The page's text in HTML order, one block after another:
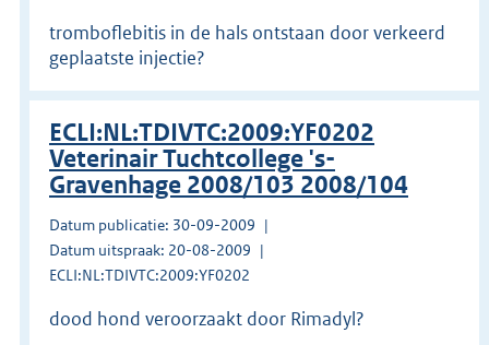
tromboflebitis in de hals ontstaan door verkeerd
geplaatste injectie?
ECLI:NL:TDIVTC:2009:YF0202
Veterinair Tuchtcollege 's-
Gravenhage 2008/103 2008/104
Datum publicatie: 30-09-2009
Datum uitspraak: 20-08-2009
ECLI:NL:TDIVTC:2009:YF0202
dood hond veroorzaakt door Rimadyl?